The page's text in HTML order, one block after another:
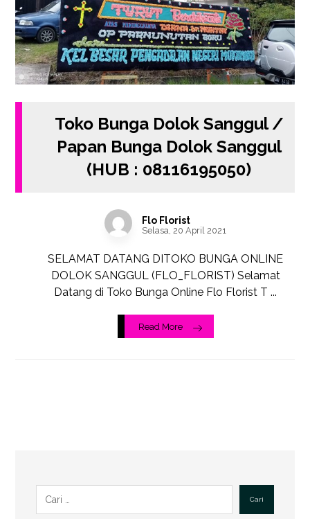
Toko Bunga Dolok Sanggul /
Papan Bunga Dolok Sanggul
(HUB : 08116195050)
Flo Florist
Selasa, 20 April 2021
SELAMAT DATANG DITOKO BUNGA ONLINE
DOLOK SANGGUL (FLO_FLORIST) Selamat
Datang di Toko Bunga Online Flo Florist T ...
Read More
Cari